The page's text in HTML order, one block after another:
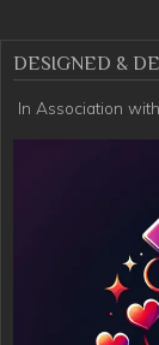
DESIGNED &
In Association